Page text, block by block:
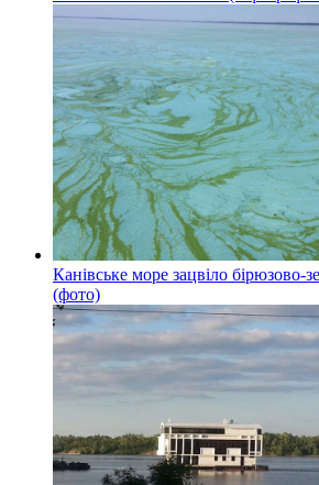
Канівське море зацвіло бірюзово-
(фото)